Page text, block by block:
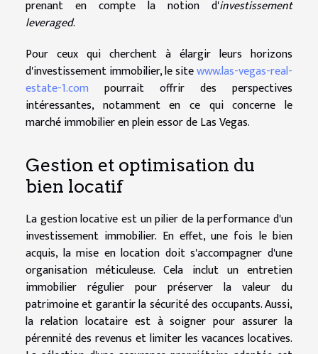
prenant en compte la notion d'investissement
leveraged.
Pour ceux qui cherchent à élargir leurs horizons
d'investissement immobilier, le sitewww.las-vegas-real-
estate-1.com pourrait offrir des perspectives
intéressantes, notamment en ce qui concerne le
marché immobilier en plein essor de Las Vegas.
Gestion et optimisation du
bien locatif
La gestion locative est un pilier de la performance d'un
investissement immobilier. En effet, une fois le bien
acquis, la mise en location doit s'accompagner d'une
organisation méticuleuse. Cela inclut un entretien
immobilier régulier pour préserver la valeur du
patrimoine et garantir la sécurité des occupants. Aussi,
la relation locataire est à soigner pour assurer la
pérennité des revenus et limiter les vacances locatives.